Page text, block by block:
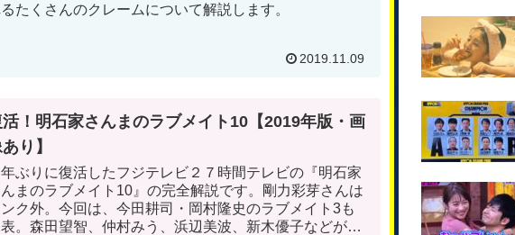
たくさんのクレームについて解説します。
2019.11.09
！明石家さんまのラブメイト10【2019年版・画
り】
ぶりに復活したフジテレビ２７時間テレビの『明石家
まのラブメイト10』の完全解説です。剛力彩芽さんは
ク外。今回は、今田耕司・岡村隆史のラブメイト3も
。森田望智、仲村みう、浜辺美波、新木優子などがラ